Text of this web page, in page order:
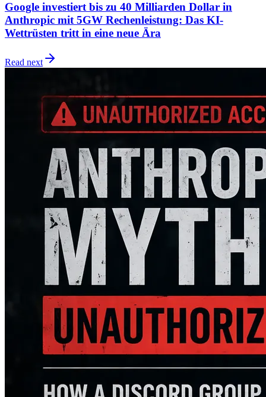
Google investiert bis zu 40 Milliarden Dollar in
Anthropic mit 5GW Rechenleistung: Das KI-
Wettrüsten tritt in eine neue Ära
Read next